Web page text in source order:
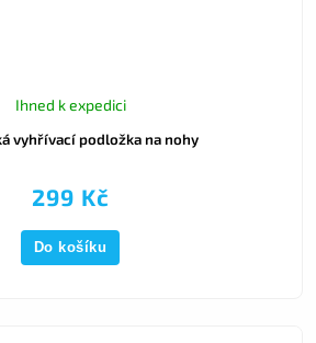
vyhřívací podložka na nohy
Ihned k expedici
299 Kč
Do košíku